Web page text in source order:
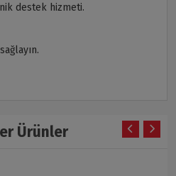
destek hizmeti.
Ürünler